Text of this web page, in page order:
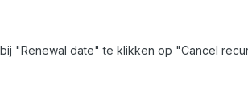
"Renewal date" te klikken op "Cancel